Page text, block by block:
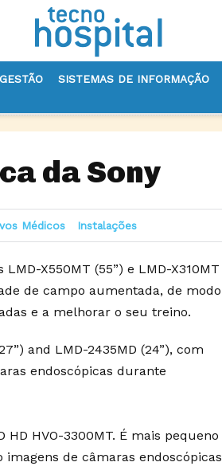
GESTÃO SISTEMAS DE INFORMAÇÃO
da Sony
Médicos Instalações
X550MT (55”) e LMD-X310MT
de campo aumentada, de modo
e a melhorar o seu treino.
and LMD-2435MD (24”), com
endoscópicas durante
HVO-3300MT. É mais pequeno
de câmaras endoscópicas